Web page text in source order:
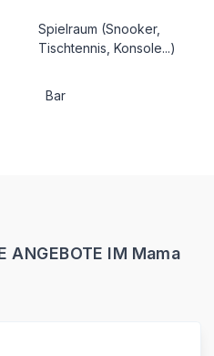
Spielraum (Snooker,
Tischtennis, Konsole...)
Bar
ANGEBOTE IM Mama